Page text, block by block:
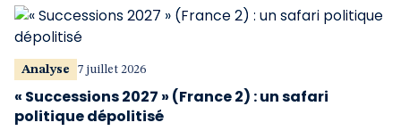
Analyse 7 juillet 2026
« Successions 2027 » (France 2) : un safari
politique dépolitisé